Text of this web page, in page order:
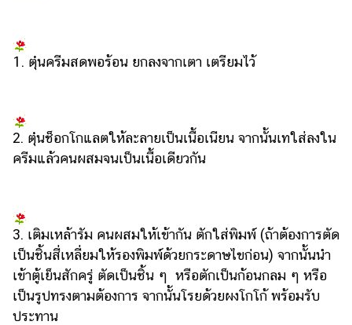
แต่งงาน
เด็ก
สัตว์
บริการ
แอปฯ
กระปุก
1. ตุ๋นครีมสดพอร้อน ยกลงจากเตา เตรียมไว้
2. ตุ๋นช็อกโกแลตให้ละลายเป็นเนื้อเนียน จากนั้นเทใส่ลงใน
ครีมแล้วคนผสมจนเป็นเนื้อเดียวกัน
3. เติมเหล้ารัม คนผสมให้เข้ากัน ตักใส่พิมพ์ (ถ้าต้องการตัด
เป็นชิ้นสี่เหลี่ยมให้รองพิมพ์ด้วยกระดาษไขก่อน) จากนั้นนำ
เข้าตู้เย็นสักครู่ ตัดเป็นชิ้น ๆ หรือตักเป็นก้อนกลม ๆ หรือ
เป็นรูปทรงตามต้องการ จากนั้นโรยด้วยผงโกโก้ พร้อมรับ
ประทาน